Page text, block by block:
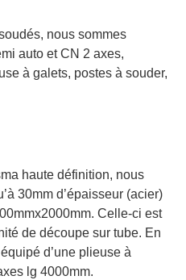
nous sommes
auto et CN 2 axes,
à galets, postes à souder,
haute définition, nous
30mm d’épaisseur (acier)
Celle-ci est
de découpe sur tube. En
d’une plieuse à
lg 4000mm.